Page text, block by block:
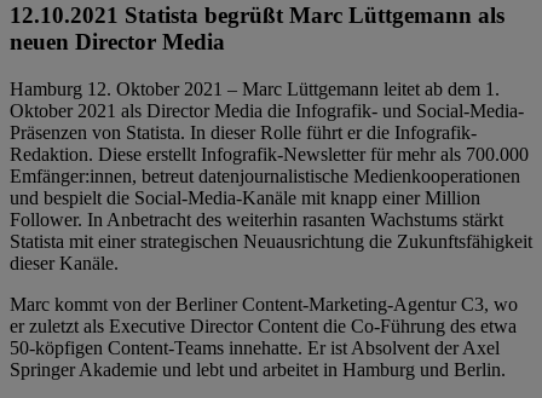
12.10.2021 Statista begrüßt Marc Lüttgemann als
neuen Director Media
Hamburg 12. Oktober 2021 – Marc Lüttgemann leitet ab dem 1.
Oktober 2021 als Director Media die Infografik- und Social-Media-
Präsenzen von Statista. In dieser Rolle führt er die Infografik-
Redaktion. Diese erstellt Infografik-Newsletter für mehr als 700.000
Emfänger:innen, betreut datenjournalistische Medienkooperationen
und bespielt die Social-Media-Kanäle mit knapp einer Million
Follower. In Anbetracht des weiterhin rasanten Wachstums stärkt
Statista mit einer strategischen Neuausrichtung die Zukunftsfähigkeit
dieser Kanäle.
Marc kommt von der Berliner Content-Marketing-Agentur C3, wo
er zuletzt als Executive Director Content die Co-Führung des etwa
50-köpfigen Content-Teams innehatte. Er ist Absolvent der Axel
Springer Akademie und lebt und arbeitet in Hamburg und Berlin.